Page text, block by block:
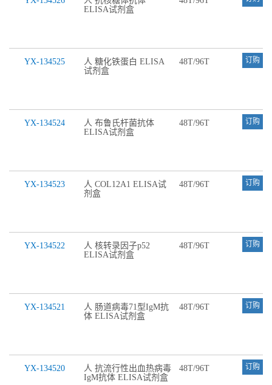
ELISA试剂盒
YX-134525
人 糖化铁蛋白 ELISA
试剂盒
48T/96T 订购
YX-134524
人 布鲁氏杆菌抗体
ELISA试剂盒
48T/96T 订购
YX-134523
人 COL12A1 ELISA试
剂盒
48T/96T 订购
YX-134522
人 核转录因子p52
ELISA试剂盒
48T/96T 订购
YX-134521
人 肠道病毒71型IgM抗
体 ELISA试剂盒
48T/96T 订购
YX-134520
人 抗流行性出血热病毒
IgM抗体 ELISA试剂盒
48T/96T 订购